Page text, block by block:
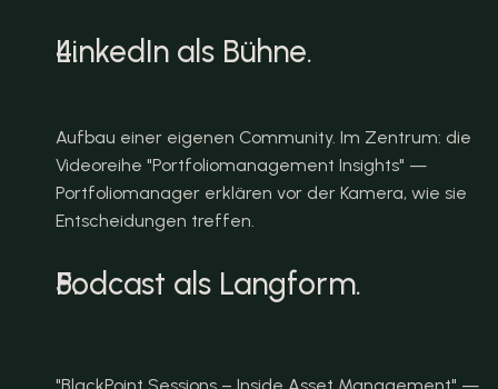
LinkedIn als Bühne.
Aufbau einer eigenen Community. Im Zentrum: die
Videoreihe "Portfoliomanagement Insights" —
Portfoliomanager erklären vor der Kamera, wie sie
Entscheidungen treffen.
Podcast als Langform.
"BlackPoint Sessions – Inside Asset Management" —